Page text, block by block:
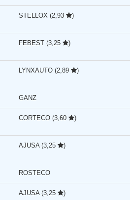
STELLOX (2,93 )
FEBEST (3,25 )
LYNXAUTO (2,89 )
GANZ
CORTECO (3,60 )
AJUSA (3,25 )
ROSTECO
AJUSA (3,25 )